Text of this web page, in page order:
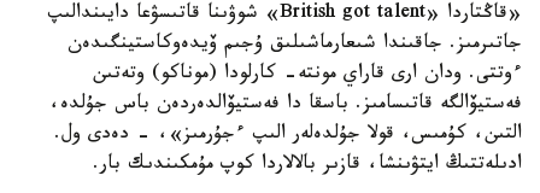
«قاڭتاردا «British got talent» شوۋىنا قاتىسۋعا دايىندالىپ
جاتىرمىز. جاقىندا شىعارماشىلىق ۇجىم ۆيدەوكاستينگىدەن
ءوتتى. ودان ارى قاراي مونتە- كارلودا (موناكو) وتەتىن
فەستيۆالگە قاتىسامىز. باسقا دا فەستيۆالدەردەن باس جۇلدە،
التىن، كۇمىس، قولا جۇلدەلەر الىپ ءجۇرمىز»، - دەدى ول.
ادىلەتتىڭ ايتۋىنشا، قازىر بالالاردا كوپ مۇمكىندىك بار.